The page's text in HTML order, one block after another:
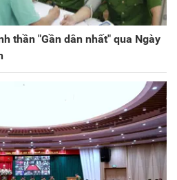
thần "Gần dân nhất" qua Ngày